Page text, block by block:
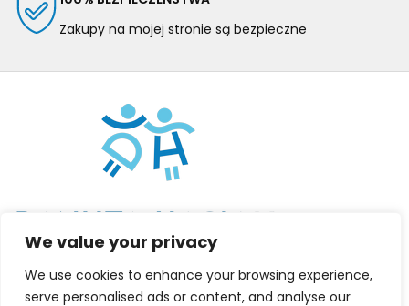
We value your privacy
We use cookies to enhance your browsing experience,
serve personalised ads or content, and analyse our
Zakupy na mojej stronie są bezpieczne